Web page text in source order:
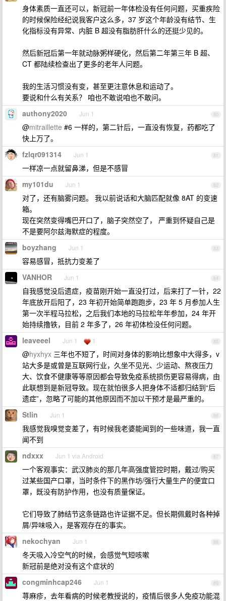
身体素质一直还可以，新冠前一年体检没有任何问题，买重疾险
的时候保险经纪说我客户这么多，37 岁这个年龄没有结节、生
化指标没有异常、内脏 B 超没有脂肪肝什么的还挺少见的。
然后新冠后第一年就动脉粥样硬化，然后第二年第三年 B 超、
CT 都陆续检查出了更多的老年人问题。
我的生活习惯没有变，甚至更注意休息和运动了。
要说和什么有关系？ 咱也不敢说咱也不敢问。
80
authony2020 Jun 1
@mitraillette #6 一样的，第二针后，一直没有恢复，药都吃了
快上万了。
81
fzlqr091314 Jun 1
一样凉一点就留鼻涕，但是不感冒
82
my101du Jun 1
对了，还有脑雾问题。 我以前说话和大脑匹配就像 8AT 的变速
箱。
现在突然变得嘴巴开口了，脑子突然空了， 严重到怀疑自己是
不是要阿尔兹海默症的程度。
83
boyzhang Jun 1
容易感冒，抵抗力变差了
84
VANHOR Jun 1
自我感觉没后遗症，疫苗刚开始一直没打过，后来打了一针，22
年底放开后阳了，23 年初开始简单跑跑步，23 年 5 月参加人生
第一次半程马拉松，之后我们本地的马拉松年年参加，24 年开
始持续撸铁，目前 2 年多了，26 年初体检没任何问题。
85
leaveeel Jun 1 1
@hyxhyx 三年也不短了，时间对身体的影响比想象中大得多，v
站大多是或曾是互联网行业，久坐不见光、少运动、熬夜压力
大、饮食不健康等等原因都会导致免疫系统损伤更容易得病，由
此联想到是新冠导致。现在就怕很多人把身体不适都归结到“后
遗症”，忽略了可能的其他原因而不加以干预才是最严重的。
86
Stlin Jun 1
我感觉我嗅觉变差了，有时候我老婆能闻到的一些味道，我一直
闻不到
87
ndxxx Jun 1 via Android
一个客观事实：武汉肺炎的那几年高强度管控时期，戴过/购买
过某些国产口罩，当时条件下的黑作坊/强行大量生产的便宜口
罩，既没有防护作用，也没有质量保证。
它们导致了肺结节这条链路也许证据不足。但长期佩戴时各种掉
屑/异味吸入，是客观存在的事实。
88
nekochyan Jun 1
冬天吸入冷空气的时候，会感觉气短咳嗽
新冠前是绝对没有这个症状的
89
congminhcap246 Jun 1
荨麻疹，去年看病的时候老教授说的，疫情后很多人免疫功能混